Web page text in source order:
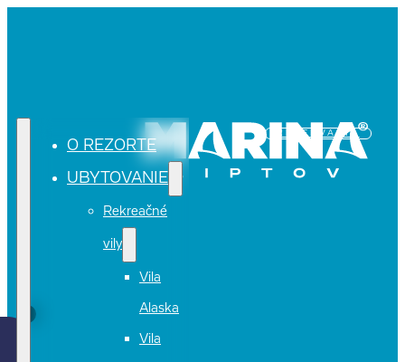
O REZORTE
UBYTOVANIE
Rekreačné
vily
Vila
Alaska
Vila
REZERVÁCIA